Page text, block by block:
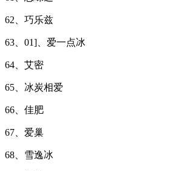
62、巧乐兹
63、01]、爱一点冰
64、艾密
65、冰炭相爱
66、佳肥
67、爱巢
68、雪逸冰